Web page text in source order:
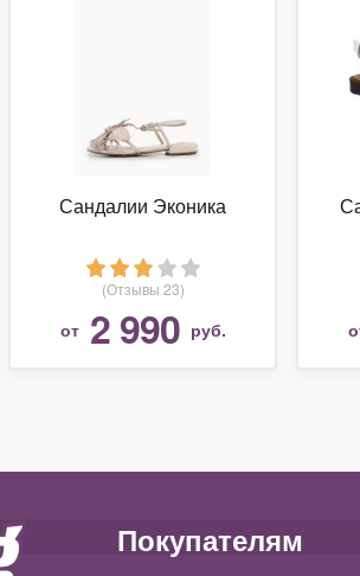
Сандалии Эконика
(Отзывы 23)
от 2 990 руб.
Покупателям